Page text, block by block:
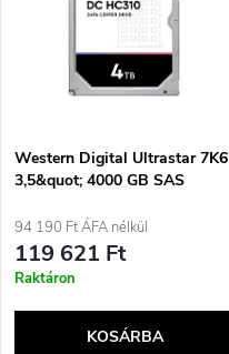
é
s
e
j
a
Western Digital Ultrastar 7K6
3,5&quot; 4000 GB SAS
94 190 Ft ÁFA nélkül
119 621 Ft
Raktáron
KOSÁRBA